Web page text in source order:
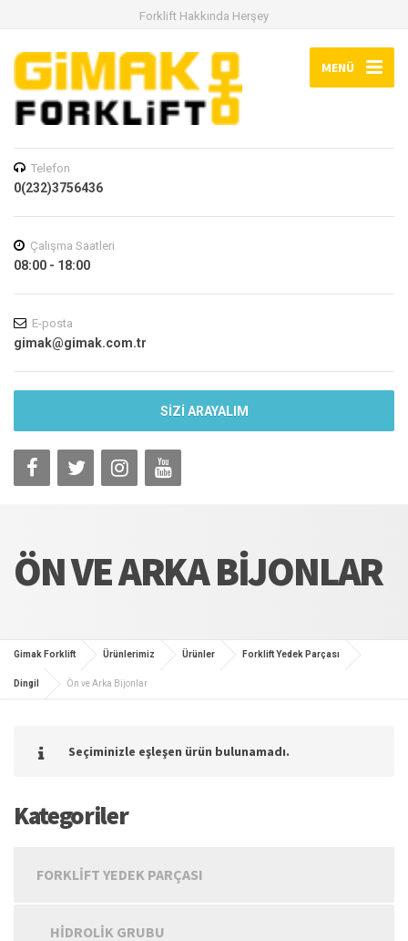
Forklift Hakkında Herşey
MENÜ
Telefon
0(232)3756436
Çalışma Saatleri
08:00 - 18:00
E-posta
gimak@gimak.com.tr
SİZİ ARAYALIM
ÖN VE ARKA BIJONLAR
Gimak Forklift Ürünlerimiz Ürünler Forklift Yedek Parçası
Dingil Ön ve Arka Bijonlar
Seçiminizle eşleşen ürün bulunamadı.
Kategoriler
FORKLIFT YEDEK PARÇASI
HIDROLIK GRUBU